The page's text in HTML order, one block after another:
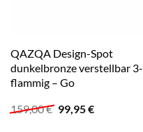
QAZQA Design-Spot
dunkelbronze verstellbar 3-
flammig – Go
159,00€ Ursprünglicher
Preis
99,95€Aktueller